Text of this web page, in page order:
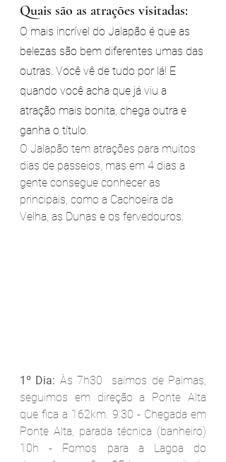
Quais são as atrações visitadas:
O mais incrível do Jalapão é que as
belezas são bem diferentes umas das
outras. Você vê de tudo por lá! E
quando você acha que já viu a
atração mais bonita, chega outra e
ganha o título.
O Jalapão tem atrações para muitos
dias de passeios, mas em 4 dias a
gente consegue conhecer as
principais, como a Cachoeira da
Velha, as Dunas e os fervedouros.
1º Dia: Às 7h30  saímos de Palmas,
seguimos em direção a Ponte Alta
que fica a 162km. 9:30 - Chegada em
Ponte Alta, parada técnica (banheiro)
10h - Fomos para a Lagoa do